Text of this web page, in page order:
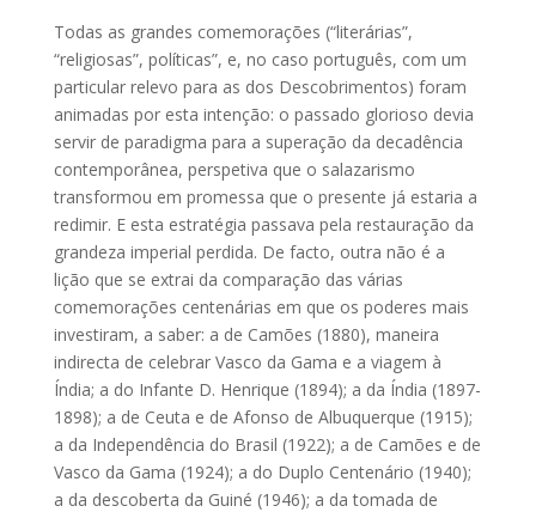
Todas as grandes comemorações (“literárias”,
“religiosas”, políticas”, e, no caso português, com um
particular relevo para as dos Descobrimentos) foram
animadas por esta intenção: o passado glorioso devia
servir de paradigma para a superação da decadência
contemporânea, perspetiva que o salazarismo
transformou em promessa que o presente já estaria a
redimir. E esta estratégia passava pela restauração da
grandeza imperial perdida. De facto, outra não é a
lição que se extrai da comparação das várias
comemorações centenárias em que os poderes mais
investiram, a saber: a de Camões (1880), maneira
indirecta de celebrar Vasco da Gama e a viagem à
Índia; a do Infante D. Henrique (1894); a da Índia (1897-
1898); a de Ceuta e de Afonso de Albuquerque (1915);
a da Independência do Brasil (1922); a de Camões e de
Vasco da Gama (1924); a do Duplo Centenário (1940);
a da descoberta da Guiné (1946); a da tomada de